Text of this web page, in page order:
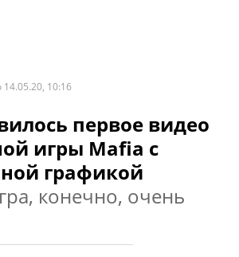
14.05.20, 10:16
первое видео
игры Mafia с
графикой
конечно, очень